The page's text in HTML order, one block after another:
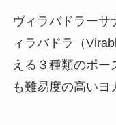
ヴィラバドラーサ
ィラバドラ（
える３種類のポ
も難易度の高いヨ